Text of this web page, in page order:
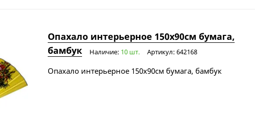
Опахало интерьерное 150х90см бумага,
бамбук
Наличие: 10 шт. Артикул: 642168
Опахало интерьерное 150х90см бумага, бамбук